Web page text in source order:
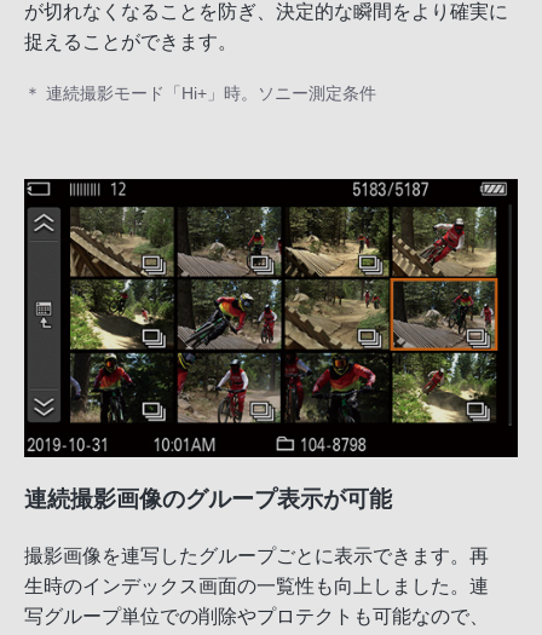
が切れなくなることを防ぎ、決定的な瞬間をより確実に
捉えることができます。
＊ 連続撮影モード「Hi+」時。ソニー測定条件
連続撮影画像のグループ表示が可能
撮影画像を連写したグループごとに表示できます。再
生時のインデックス画面の一覧性も向上しました。連
写グループ単位での削除やプロテクトも可能なので、